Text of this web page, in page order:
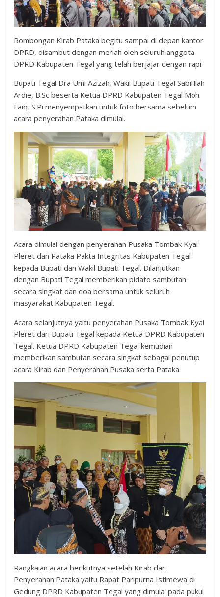
Rombongan Kirab Pataka begitu sampai di depan kantor
DPRD, disambut dengan meriah oleh seluruh anggota
DPRD Kabupaten Tegal yang telah berjajar dengan rapi.
Bupati Tegal Dra Umi Azizah, Wakil Bupati Tegal Sabilillah
Ardie, B.Sc beserta Ketua DPRD Kabupaten Tegal Moh.
Faiq, S.Pi menyempatkan untuk foto bersama sebelum
acara penyerahan Pataka dimulai.
Acara dimulai dengan penyerahan Pusaka Tombak Kyai
Pleret dan Pataka Pakta Integritas Kabupaten Tegal
kepada Bupati dan Wakil Bupati Tegal. Dilanjutkan
dengan Bupati Tegal memberikan pidato sambutan
secara singkat dan doa bersama untuk seluruh
masyarakat Kabupaten Tegal.
Acara selanjutnya yaitu penyerahan Pusaka Tombak Kyai
Pleret dari Bupati Tegal kepada Ketua DPRD Kabupaten
Tegal. Ketua DPRD Kabupaten Tegal kemudian
memberikan sambutan secara singkat sebagai penutup
acara Kirab dan Penyerahan Pusaka serta Pataka.
Rangkaian acara berikutnya setelah Kirab dan
Penyerahan Pataka yaitu Rapat Paripurna Istimewa di
Gedung DPRD Kabupaten Tegal yang dimulai pada pukul